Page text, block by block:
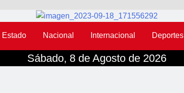
Estado Nacional Internacional Deportes
Sábado, 8 de Agosto de 2026